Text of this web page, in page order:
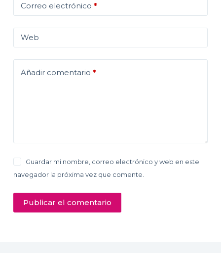
Correo electrónico *
Web
Añadir comentario *
Guardar mi nombre, correo electrónico y web en este
navegador la próxima vez que comente.
Publicar el comentario